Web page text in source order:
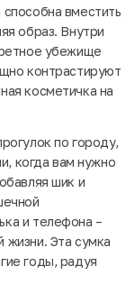
вместить
образ. Внутри
убежище
контрастируют
косметичка на
по городу,
когда вам нужно
шик и
и телефона –
жизни. Эта сумка
годы, радуя